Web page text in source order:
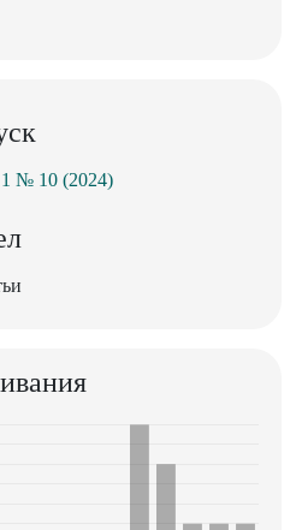
№ 10 (2024)